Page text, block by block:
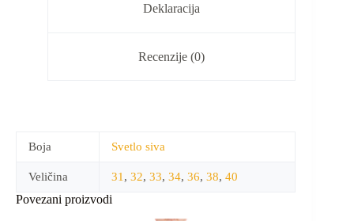
Deklaracija
Recenzije (0)
Boja Svetlo siva
Veličina 31, 32, 33, 34, 36, 38, 40
Povezani proizvodi